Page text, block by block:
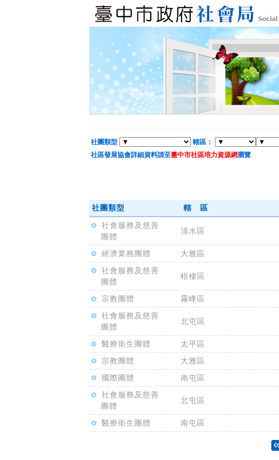
社團類型
轄區：
社區發展協會詳細資料請至臺中市社區培力資源網瀏覽
社團類型
轄 區
社會服務及慈善
團體
清水區
經濟業務團體 大雅區
社會服務及慈善
團體
梧棲區
宗教團體 霧峰區
社會服務及慈善
團體
北屯區
醫療衛生團體 太平區
宗教團體
大雅區
國際團體
南屯區
社會服務及慈善
團體
北屯區
醫療衛生團體 南屯區